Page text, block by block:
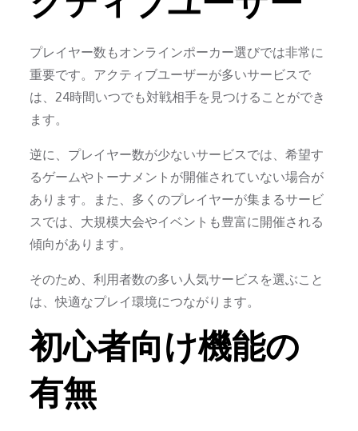
プレイヤー数もオンラインポーカー選びでは非常に
重要です。アクティブユーザーが多いサービスで
は、24時間いつでも対戦相手を見つけることができ
ます。
逆に、プレイヤー数が少ないサービスでは、希望す
るゲームやトーナメントが開催されていない場合が
あります。また、多くのプレイヤーが集まるサービ
スでは、大規模大会やイベントも豊富に開催される
傾向があります。
そのため、利用者数の多い人気サービスを選ぶこと
は、快適なプレイ環境につながります。
初心者向け機能の
有無